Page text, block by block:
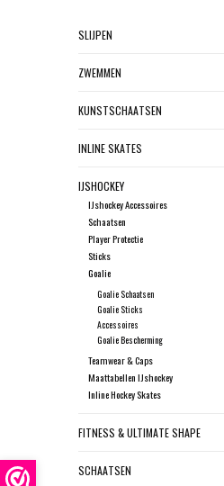
SLIJPEN
ZWEMMEN
KUNSTSCHAATSEN
INLINE SKATES
IJSHOCKEY
IJshockey Accessoires
Schaatsen
Player Protectie
Sticks
Goalie
Goalie Schaatsen
Goalie Sticks
Accessoires
Goalie Bescherming
Teamwear & Caps
Maattabellen IJshockey
Inline Hockey Skates
FITNESS & ULTIMATE SHAPE
SCHAATSEN